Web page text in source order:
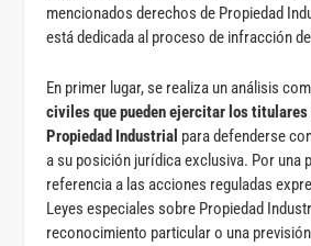
mencionados derechos de Propiedad
está dedicada al proceso de infracción
En primer lugar, se realiza un análisis
civiles que pueden ejercitar los titulares
Propiedad Industrial para defenderse
a su posición jurídica exclusiva. Por una
referencia a las acciones reguladas
Leyes especiales sobre Propiedad
reconocimiento particular o una